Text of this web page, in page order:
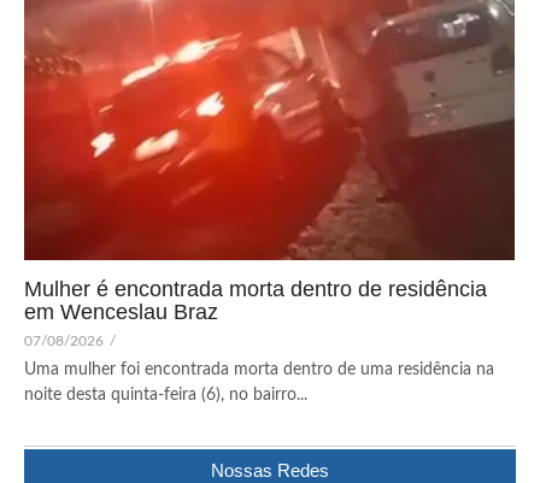
Mulher é encontrada morta dentro de residência
em Wenceslau Braz
07/08/2026 /
Uma mulher foi encontrada morta dentro de uma residência na
noite desta quinta-feira (6), no bairro...
Nossas Redes